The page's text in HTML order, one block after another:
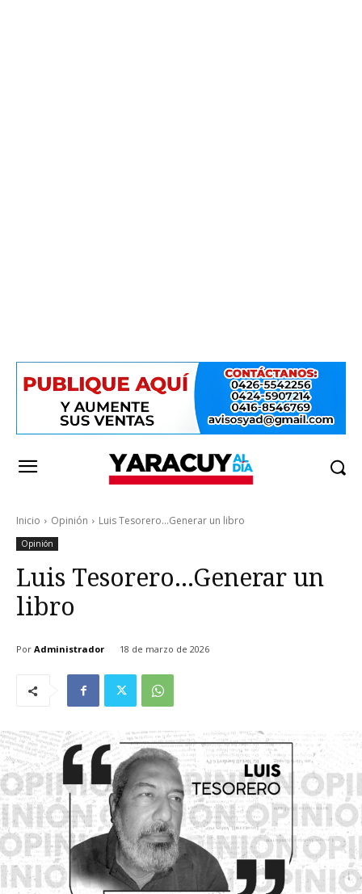
Inicio Opinión Luis Tesorero...Generar un libro
Opinión
Luis Tesorero…Generar un
libro
Por Administrador 18 de marzo de 2026